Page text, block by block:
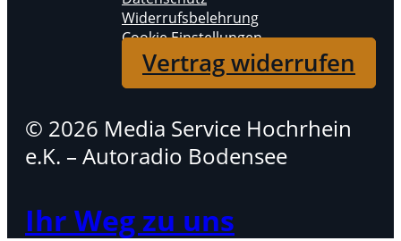
Widerrufsbelehrung
Cookie Einstellungen
Vertrag widerrufen
© 2026 Media Service Hochrhein
e.K. – Autoradio Bodensee
Ihr Weg zu uns